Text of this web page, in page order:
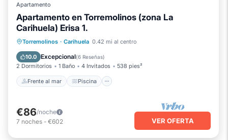
Apartamento
Apartamento en Torremolinos (zona La
Carihuela) Erisa 1.
Torremolinos · Carihuela 0.42 mi al centro
10.0 Excepcional(6 Reseñas)
2 Dormitorios 1 Baño 4 Invitados 538 pies²
Frente al mar Piscina
Frente al mar Piscina
Balcón/Terraza
€86/noche
7 noches - €602 VER OFERTA